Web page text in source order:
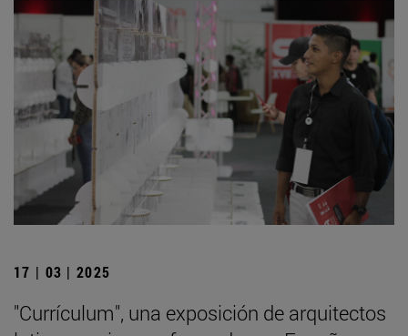
17 | 03 | 2025
"Currículum", una exposición de arquitectos